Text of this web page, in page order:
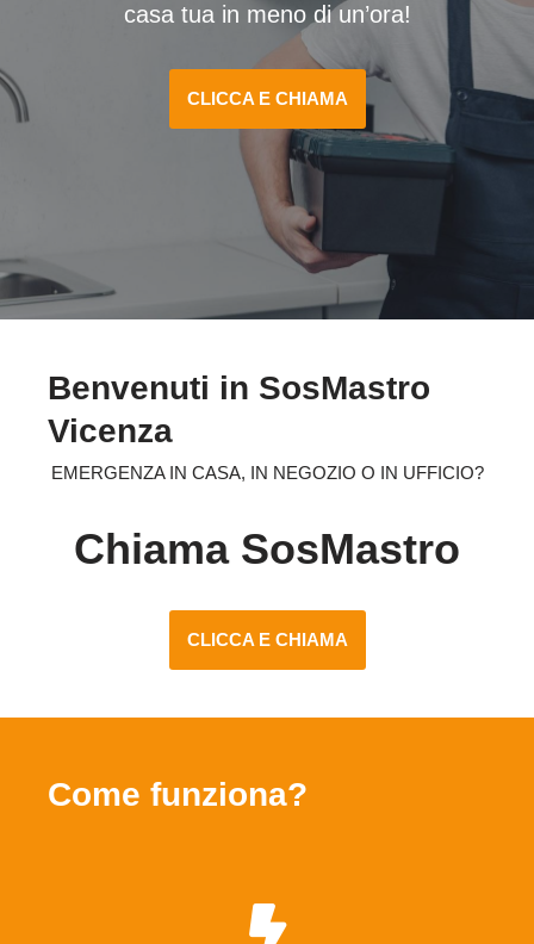
casa tua in meno di un’ora!
CLICCA E CHIAMA
Benvenuti in SosMastro
Vicenza
EMERGENZA IN CASA, IN NEGOZIO O IN UFFICIO?
Chiama SosMastro
CLICCA E CHIAMA
Come funziona?